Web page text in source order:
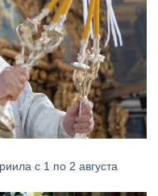
с 1 по 2 августа